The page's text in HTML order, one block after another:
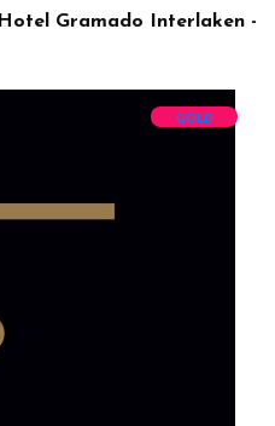
Hotel Gramado Interlaken -
GOLD